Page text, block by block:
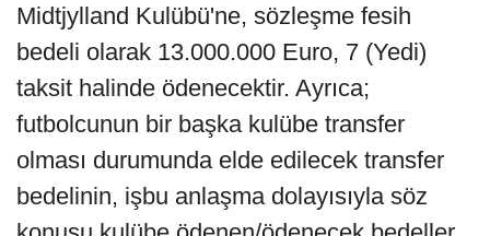
Midtjylland Kulübü'ne, sözleşme fesih
bedeli olarak 13.000.000 Euro, 7 (Yedi)
taksit halinde ödenecektir. Ayrıca;
futbolcunun bir başka kulübe transfer
olması durumunda elde edilecek transfer
bedelinin, işbu anlaşma dolayısıyla söz